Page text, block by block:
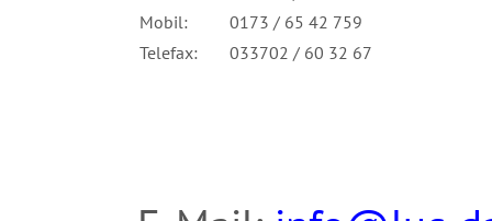
Mobil:
0173 / 65 42 759
Telefax:
033702 / 60 32 67